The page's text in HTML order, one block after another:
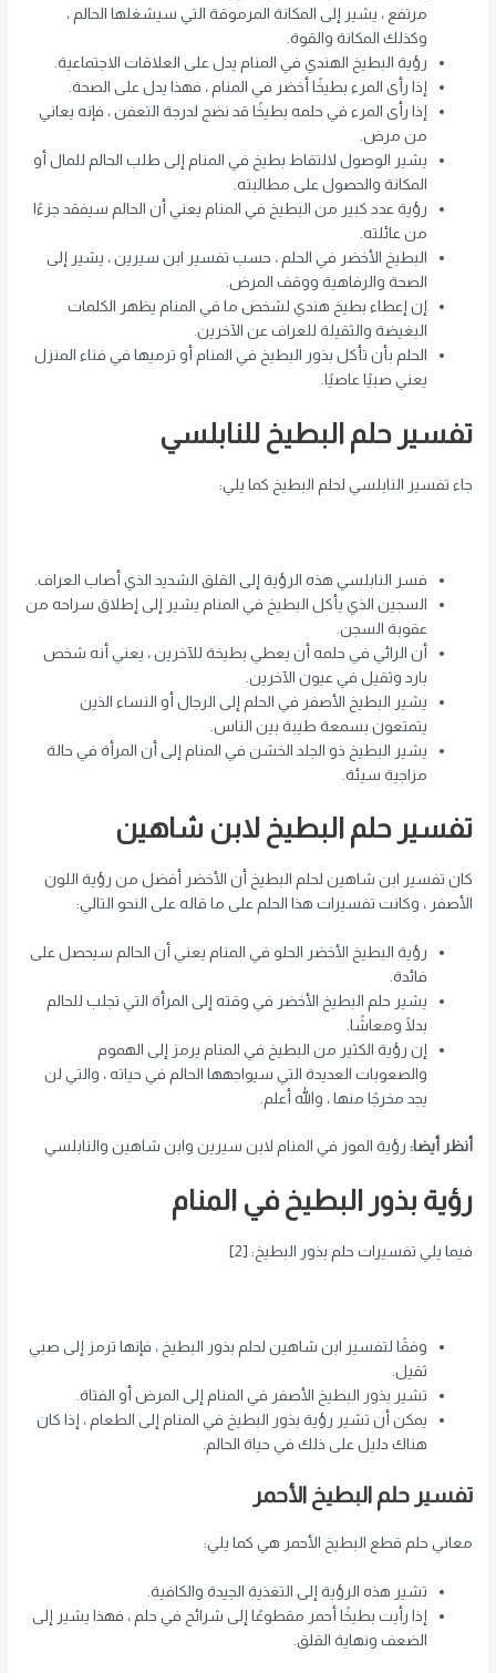
مرتفع ، يشير إلى المكانة المرموقة التي سيشغلها الحالم ،
وكذلك المكانة والقوة.
رؤية البطيخ الهندي في المنام يدل على العلاقات الاجتماعية.
إذا رأى المرء بطيخًا أخضر في المنام ، فهذا يدل على الصحة.
إذا رأى المرء في حلمه بطيخًا قد نضج لدرجة التعفن ، فإنه يعاني
من مرض.
يشير الوصول لالتقاط بطيخ في المنام إلى طلب الحالم للمال أو
المكانة والحصول على مطالبته.
رؤية عدد كبير من البطيخ في المنام يعني أن الحالم سيفقد جزءًا
من عائلته.
البطيخ الأخضر في الحلم ، حسب تفسير ابن سيرين ، يشير إلى
الصحة والرفاهية ووقف المرض.
إن إعطاء بطيخ هندي لشخص ما في المنام يظهر الكلمات
البغيضة والثقيلة للعراف عن الآخرين.
الحلم بأن تأكل بذور البطيخ في المنام أو ترميها في فناء المنزل
يعني صبيًا عاصيًا.
تفسير حلم البطيخ للنابلسي
جاء تفسير النابلسي لحلم البطيخ كما يلي:
فسر النابلسي هذه الرؤية إلى القلق الشديد الذي أصاب العراف.
السجين الذي يأكل البطيخ في المنام يشير إلى إطلاق سراحه من
عقوبة السجن.
أن الرائي في حلمه أن يعطي بطيخة للآخرين ، يعني أنه شخص
بارد وثقيل في عيون الآخرين.
يشير البطيخ الأصفر في الحلم إلى الرجال أو النساء الذين
يتمتعون بسمعة طيبة بين الناس.
يشير البطيخ ذو الجلد الخشن في المنام إلى أن المرأة في حالة
مزاجية سيئة.
تفسير حلم البطيخ لابن شاهين
كان تفسير ابن شاهين لحلم البطيخ أن الأخضر أفضل من رؤية اللون
الأصفر ، وكانت تفسيرات هذا الحلم على ما قاله على النحو التالي:
رؤية البطيخ الأخضر الحلو في المنام يعني أن الحالم سيحصل على
فائدة.
يشير حلم البطيخ الأخضر في وقته إلى المرأة التي تجلب للحالم
بدلًا ومعاشًا.
إن رؤية الكثير من البطيخ في المنام يرمز إلى الهموم
والصعوبات العديدة التي سيواجهها الحالم في حياته ، والتي لن
يجد مخرجًا منها ، والله أعلم.
أنظر أيضا: رؤية الموز في المنام لابن سيرين وابن شاهين والنابلسي
رؤية بذور البطيخ في المنام
فيما يلي تفسيرات حلم بذور البطيخ: [2]
وفقًا لتفسير ابن شاهين لحلم بذور البطيخ ، فإنها ترمز إلى صبي
ثقيل.
تشير بذور البطيخ الأصفر في المنام إلى المرض أو الفتاة.
يمكن أن تشير رؤية بذور البطيخ في المنام إلى الطعام ، إذا كان
هناك دليل على ذلك في حياة الحالم.
تفسير حلم البطيخ الأحمر
معاني حلم قطع البطيخ الأحمر هي كما يلي:
تشير هذه الرؤية إلى التغذية الجيدة والكافية.
إذا رأيت بطيخًا أحمر مقطوعًا إلى شرائح في حلم ، فهذا يشير إلى
الضعف ونهاية القلق.